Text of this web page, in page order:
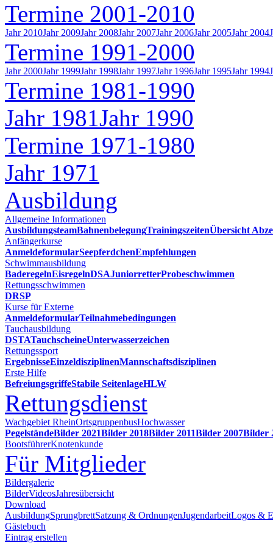
Termine 2001-2010
Jahr 2010Jahr 2009Jahr 2008Jahr 2007Jahr 2006Jahr 2005Jahr 2004
Termine 1991-2000
Jahr 2000Jahr 1999Jahr 1998Jahr 1997Jahr 1996Jahr 1995Jahr 1994
Termine 1981-1990
Jahr 1981Jahr 1990
Termine 1971-1980
Jahr 1971
Ausbildung
Allgemeine Informationen
AusbildungsteamBahnenbelegungTrainingszeitenÜbersicht
Anfängerkurse
AnmeldeformularSeepferdchenEmpfehlungen
Schwimmausbildung
BaderegelnEisregelnDSAJuniorretterProbeschwimmen
Rettungsschwimmen
DRSP
Kurse für Externe
AnmeldeformularTeilnahmebedingungen
Tauchausbildung
DSTATauchscheineUnterwasserzeichen
Rettungssport
ErgebnisseEinzeldisziplinenMannschaftsdisziplinen
Erste Hilfe
BefreiungsgriffeStabile SeitenlageHLW
Rettungsdienst
Wachgebiet RheinOrtsgruppenbusHochwasser
PegelständeBilder 2021Bilder 2018Bilder 2011Bilder 2007Bilder
BootsführerKnotenkunde
Für Mitglieder
Bildergalerie
BilderVideosJahresübersicht
Download
AusbildungSprungbrettSatzung & OrdnungenJugendarbeitLogos &
Gästebuch
Eintrag erstellen